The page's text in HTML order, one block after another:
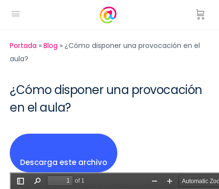
Portada » Blog » ¿Cómo disponer una provocación en el
aula?
¿Cómo disponer una provocación
en el aula?
Descarga este archivo